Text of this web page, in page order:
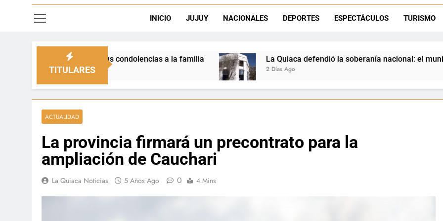
Luciana Álvarez recibió el Premio San Salvador: La Quiaca celebra
INICIO JUJUY NACIONALES DEPORTES ESPECTÁCULOS TURISMO
TITULARES
sus condolencias a la familia La Quiaca defendió la soberanía nacional: el municipio rechazó la
ACTUALIDAD
La provincia firmará un precontrato para la
ampliación de Cauchari
La Quiaca Noticias 5 Años Ago 0 4 Mins